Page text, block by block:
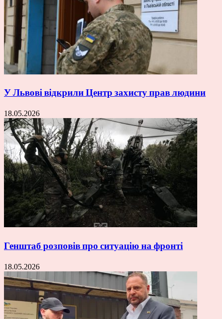
У Львові відкрили Центр захисту прав людини
18.05.2026
Генштаб розповів про ситуацію на фронті
18.05.2026